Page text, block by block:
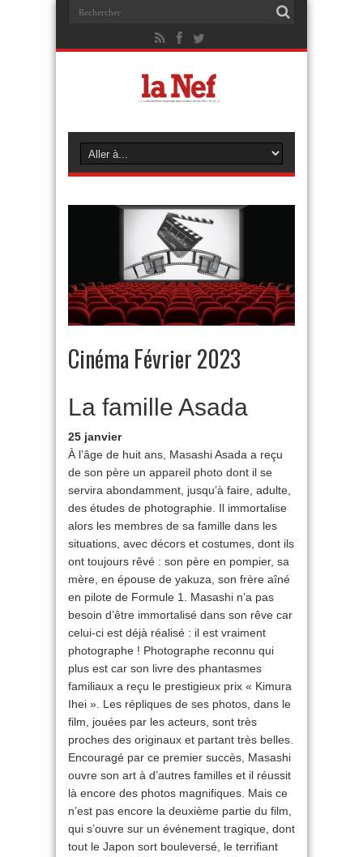
Cinéma Février 2023
La famille Asada
25 janvier
À l’âge de huit ans, Masashi Asada a reçu
de son père un appareil photo dont il se
servira abondamment, jusqu’à faire, adulte,
des études de photographie. Il immortalise
alors les membres de sa famille dans les
situations, avec décors et costumes, dont ils
ont toujours rêvé : son père en pompier, sa
mère, en épouse de yakuza, son frère aîné
en pilote de Formule 1. Masashi n’a pas
besoin d’être immortalisé dans son rêve car
celui-ci est déjà réalisé : il est vraiment
photographe ! Photographe reconnu qui
plus est car son livre des phantasmes
familiaux a reçu le prestigieux prix « Kimura
Ihei ». Les répliques de ses photos, dans le
film, jouées par les acteurs, sont très
proches des originaux et partant très belles.
Encouragé par ce premier succès, Masashi
ouvre son art à d’autres familles et il réussit
là encore des photos magnifiques. Mais ce
n’est pas encore la deuxième partie du film,
qui s’ouvre sur un événement tragique, dont
tout le Japon sort bouleversé, le terrifiant